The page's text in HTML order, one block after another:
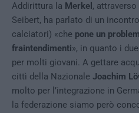
Addirittura la Merkel ,
Seibert, ha parlato di un
calciatori) «che pone un
fraintendimenti», in quanto i
per molti giovani. A gettare
cittì della Nazionale Joachim
molto per l’integrazione in
la federazione siamo però